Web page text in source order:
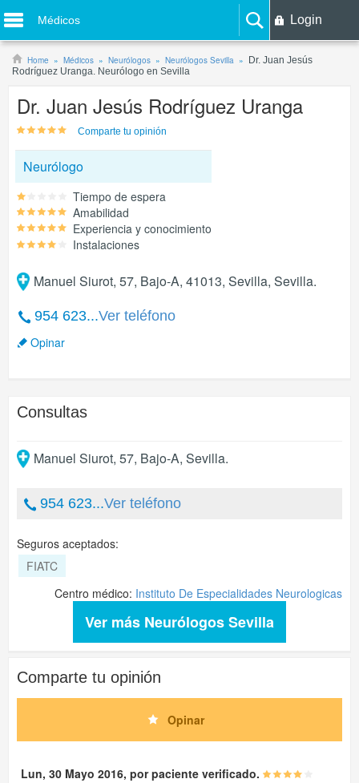
Médicos Login
Home Médicos Neurólogos Neurólogos Sevilla
Dr. Juan Jesús
Rodríguez Uranga. Neurólogo en Sevilla
Dr. Juan Jesús Rodríguez Uranga
Comparte tu opinión
Neurólogo
Tiempo de espera
Amabilidad
Experiencia y conocimiento
Instalaciones
Manuel Siurot, 57, Bajo-A, 41013, Sevilla, Sevilla.
954 623...Ver teléfono
Opinar
Consultas
Manuel Siurot, 57, Bajo-A, Sevilla.
954 623...Ver teléfono
Seguros aceptados:
FIATC
Centro médico: Instituto De Especialidades Neurologicas
Ver más Neurólogos Sevilla
Comparte tu opinión
Opinar
Lun, 30 Mayo 2016, por paciente verificado.